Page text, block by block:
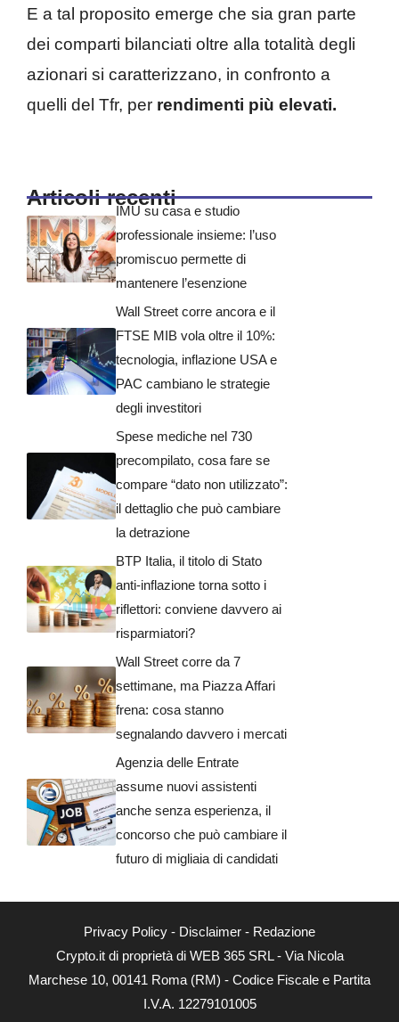
E a tal proposito emerge che sia gran parte
dei comparti bilanciati oltre alla totalità degli
azionari si caratterizzano, in confronto a
quelli del Tfr, per rendimenti più elevati.
Articoli recenti
IMU su casa e studio
professionale insieme: l’uso
promiscuo permette di
mantenere l’esenzione
Wall Street corre ancora e il
FTSE MIB vola oltre il 10%:
tecnologia, inflazione USA e
PAC cambiano le strategie
degli investitori
Spese mediche nel 730
precompilato, cosa fare se
compare “dato non utilizzato”:
il dettaglio che può cambiare
la detrazione
BTP Italia, il titolo di Stato
anti-inflazione torna sotto i
riflettori: conviene davvero ai
risparmiatori?
Wall Street corre da 7
settimane, ma Piazza Affari
frena: cosa stanno
segnalando davvero i mercati
Agenzia delle Entrate
assume nuovi assistenti
anche senza esperienza, il
concorso che può cambiare il
futuro di migliaia di candidati
Privacy Policy - Disclaimer - Redazione
Crypto.it di proprietà di WEB 365 SRL - Via Nicola
Marchese 10, 00141 Roma (RM) - Codice Fiscale e Partita
I.V.A. 12279101005